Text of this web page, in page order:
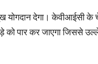
योगदान देगा। केवीआईसी
पार कर जाएगा जिससे